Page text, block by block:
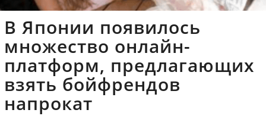
В Японии появилось
множество онлайн-
платформ, предлагающих
взять бойфрендов
напрокат